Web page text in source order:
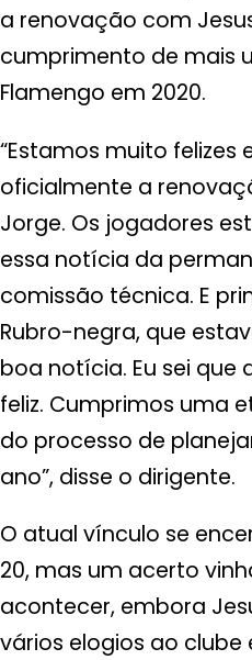
a renovação com
cumprimento de mais
Flamengo em 2020.
“Estamos muito felizes
oficialmente a
Jorge. Os jogadores
essa notícia da
comissão técnica. E
Rubro-negra, que
boa notícia. Eu sei que
feliz. Cumprimos uma
do processo de
ano”, disse o dirigente.
O atual vínculo se
20, mas um acerto
acontecer, embora
vários elogios ao clube